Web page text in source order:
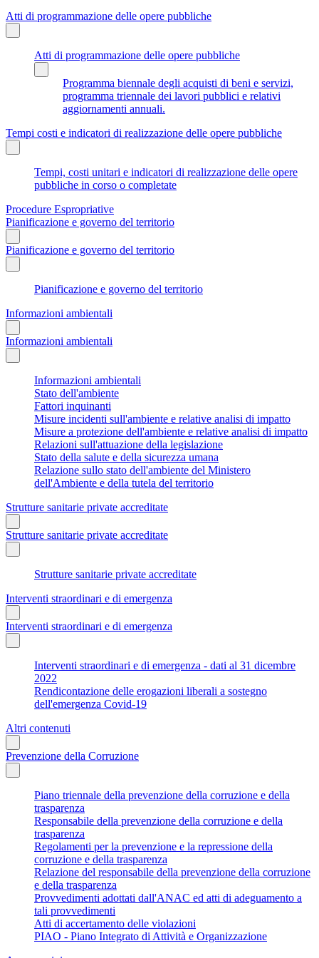
Atti di programmazione delle opere pubbliche
Atti di programmazione delle opere pubbliche
Programma biennale degli acquisti di beni e servizi,
programma triennale dei lavori pubblici e relativi
aggiornamenti annuali.
Tempi costi e indicatori di realizzazione delle opere pubbliche
Tempi, costi unitari e indicatori di realizzazione delle opere
pubbliche in corso o completate
Procedure Espropriative
Pianificazione e governo del territorio
Pianificazione e governo del territorio
Pianificazione e governo del territorio
Informazioni ambientali
Informazioni ambientali
Informazioni ambientali
Stato dell'ambiente
Fattori inquinanti
Misure incidenti sull'ambiente e relative analisi di impatto
Misure a protezione dell'ambiente e relative analisi di impatto
Relazioni sull'attuazione della legislazione
Stato della salute e della sicurezza umana
Relazione sullo stato dell'ambiente del Ministero
dell'Ambiente e della tutela del territorio
Strutture sanitarie private accreditate
Strutture sanitarie private accreditate
Strutture sanitarie private accreditate
Interventi straordinari e di emergenza
Interventi straordinari e di emergenza
Interventi straordinari e di emergenza - dati al 31 dicembre
2022
Rendicontazione delle erogazioni liberali a sostegno
dell'emergenza Covid-19
Altri contenuti
Prevenzione della Corruzione
Piano triennale della prevenzione della corruzione e della
trasparenza
Responsabile della prevenzione della corruzione e della
trasparenza
Regolamenti per la prevenzione e la repressione della
corruzione e della trasparenza
Relazione del responsabile della prevenzione della corruzione
e della trasparenza
Provvedimenti adottati dall'ANAC ed atti di adeguamento a
tali provvedimenti
Atti di accertamento delle violazioni
PIAO - Piano Integrato di Attività e Organizzazione